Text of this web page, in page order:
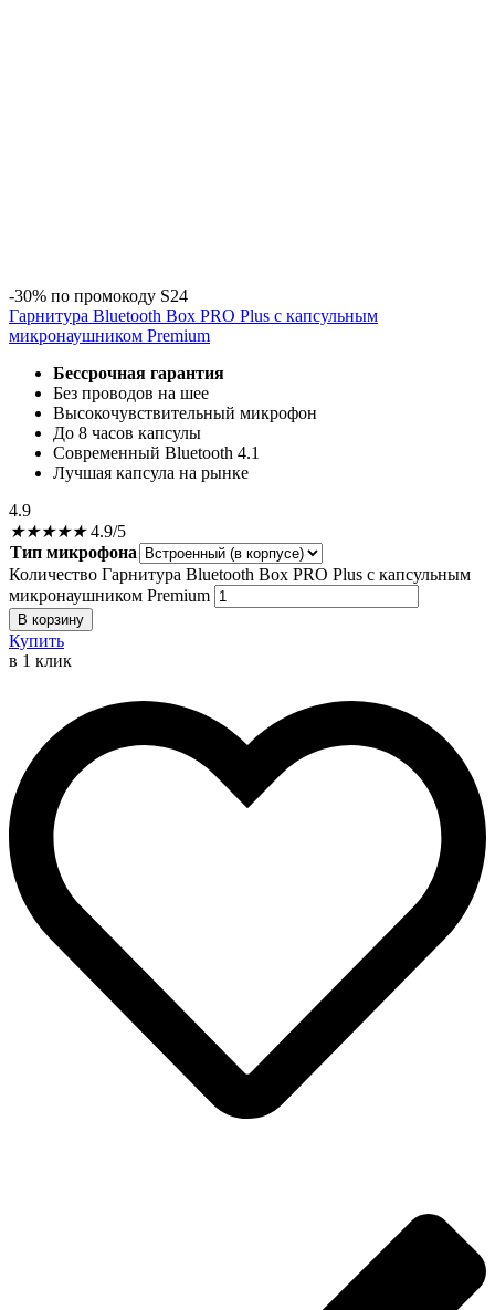
-30% по промокоду S24
Гарнитура Bluetooth Box PRO Plus c капсульным
микронаушником Premium
Бессрочная гарантия
Без проводов на шее
Высокочувствительный микрофон
До 8 часов капсулы
Современный Bluetooth 4.1
Лучшая капсула на рынке
4.9
★★★★★ 4.9/5
Тип микрофона
Количество Гарнитура Bluetooth Box PRO Plus c капсульным
микронаушником Premium
В корзину
Купить
в 1 клик